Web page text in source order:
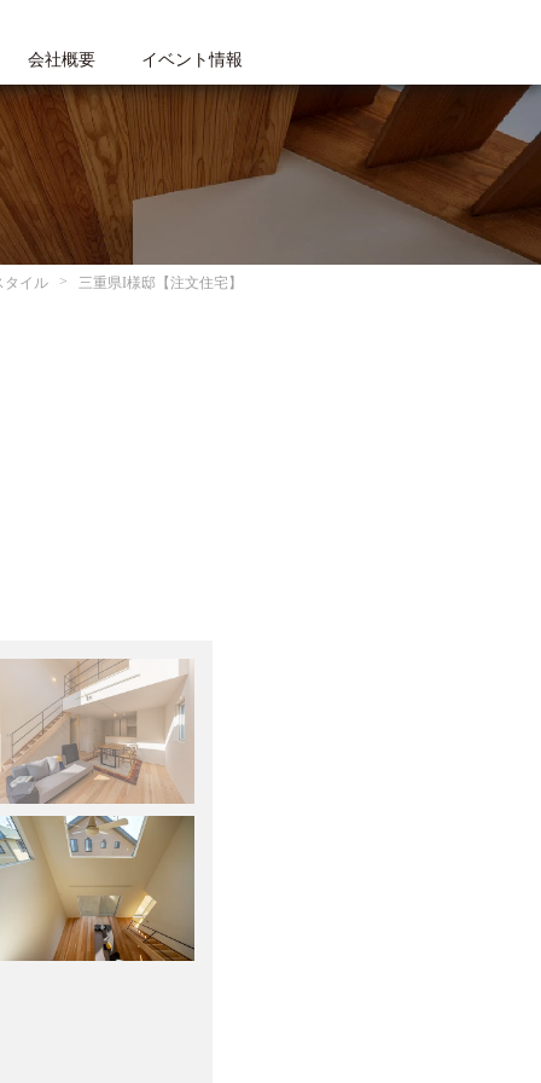
会社概要 イベント情報
タイル 三重県I様邸【注文住宅】